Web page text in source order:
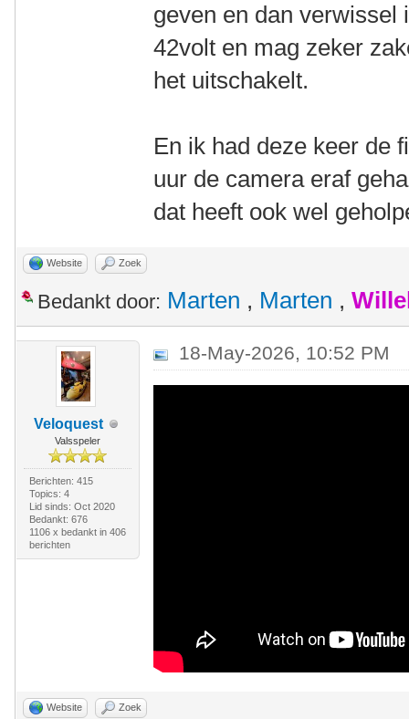
geven en dan verwissel
42volt en mag zeker
het uitschakelt.
En ik had deze keer de
uur de camera eraf
dat heeft ook wel
Website Zoek
Bedankt door: Marten , Marten ,
Veloquest
Valsspeler
Berichten: 415
Topics: 4
Lid sinds: Oct 2020
Bedankt: 676
1106 x bedankt in 406
berichten
18-May-2026, 10:52 PM
Website Zoek